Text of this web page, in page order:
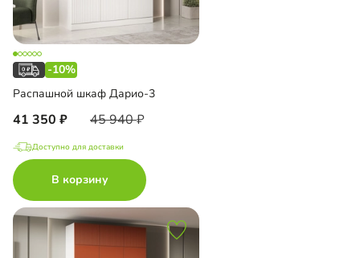
-10%
Распашной шкаф Дарио-3
41 350 45 940
Доступно для доставки
В корзину